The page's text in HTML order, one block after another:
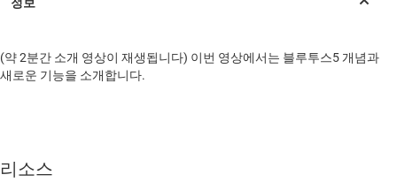
(약 2분간 소개 영상이 재생됩니다) 이번 영상에서는 블루투스5 개념과
새로운 기능을 소개합니다.
리소스